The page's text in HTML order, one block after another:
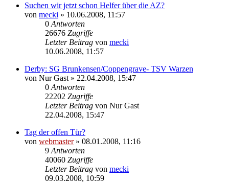
Suchen wir jetzt schon Helfer über die AZ?
von mecki » 10.06.2008, 11:57
0 Antworten
26676 Zugriffe
Letzter Beitrag von mecki
10.06.2008, 11:57
Derby: SG Brunkensen/Coppengrave- TSV Warzen
von Nur Gast » 22.04.2008, 15:47
0 Antworten
22202 Zugriffe
Letzter Beitrag von Nur Gast
22.04.2008, 15:47
Tag der offen Tür?
von webmaster» 08.01.2008, 11:16
9 Antworten
40060 Zugriffe
Letzter Beitrag von mecki
09.03.2008, 10:59